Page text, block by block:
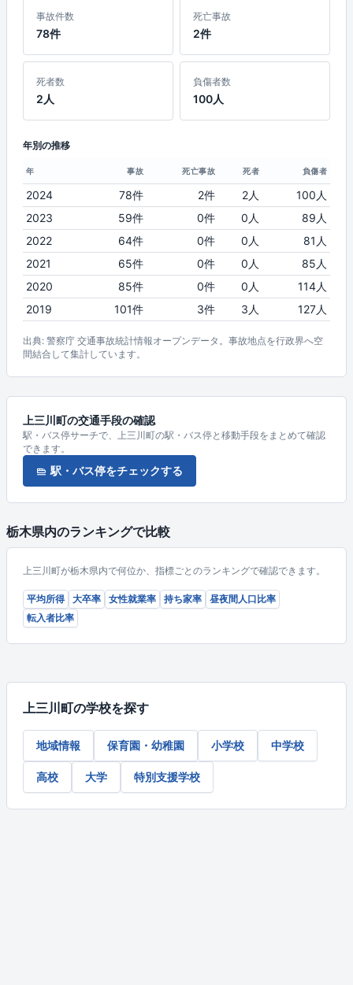
事故件数
78件
死亡事故
2件
死者数
2人
負傷者数
100人
年別の推移
年 事故 死亡事故 死者 負傷者
2024 78件 2件 2人
100人
2023
59件 0件 0人
89人
2022
64件 0件 0人
81人
2021
65件 0件 0人
85人
2020
85件 0件 0人
114人
2019
101件 3件 3人 127人
出典: 警察庁 交通事故統計情報オープンデータ。事故地点を行政界へ空
間結合して集計しています。
上三川町の交通手段の確認
駅・バス停サーチで、上三川町の駅・バス停と移動手段をまとめて確認
できます。
駅・バス停をチェックする
栃木県内のランキングで比較
上三川町が栃木県内で何位か、指標ごとのランキングで確認できます。
平均所得 大卒率 女性就業率 持ち家率
昼夜間人口比率
転入者比率
上三川町の学校を探す
地域情報 保育園・幼稚園 小学校 中学校
高校 大学 特別支援学校